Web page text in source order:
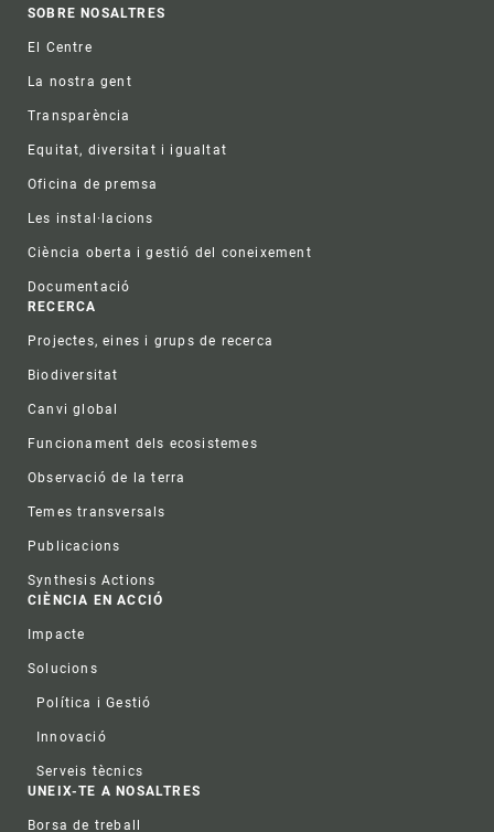
Footer
SOBRE NOSALTRES
El Centre
La nostra gent
Transparència
Equitat, diversitat i igualtat
Oficina de premsa
Les instal·lacions
Ciència oberta i gestió del coneixement
Documentació
RECERCA
Projectes, eines i grups de recerca
Biodiversitat
Canvi global
Funcionament dels ecosistemes
Observació de la terra
Temes transversals
Publicacions
Synthesis Actions
CIÈNCIA EN ACCIÓ
Impacte
Solucions
Política i Gestió
Innovació
Serveis tècnics
UNEIX-TE A NOSALTRES
Borsa de treball